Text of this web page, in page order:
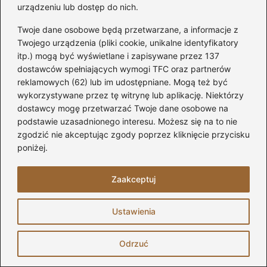
urządzeniu lub dostęp do nich.
Twoje dane osobowe będą przetwarzane, a informacje z
Twojego urządzenia (pliki cookie, unikalne identyfikatory
itp.) mogą być wyświetlane i zapisywane przez 137
dostawców spełniających wymogi TFC oraz partnerów
reklamowych (62) lub im udostępniane. Mogą też być
wykorzystywane przez tę witrynę lub aplikację. Niektórzy
dostawcy mogę przetwarzać Twoje dane osobowe na
podstawie uzasadnionego interesu. Możesz się na to nie
zgodzić nie akceptując zgody poprzez kliknięcie przycisku
poniżej.
Ustawienia
Odrzuć
Zaakceptuj
moskitiery na wymiar w oknie
Bydgoszcz?
Idealne okno tarasowe – jak porównać
typy i funkcje, aby dokonać najlepszego
wyboru?
Okna KNS czy Vetrex: Jaki wybór
zapewni lepszą jakość i cenę?
montażu szpalet w oknach?
Gdzie znaleźć tanie okna PCV i nie
przepłacać? Oto najlepsze oferty na